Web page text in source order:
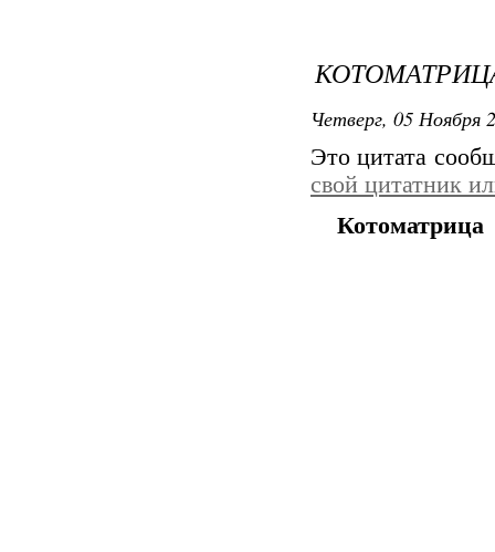
Четверг, 05 Ноября
Это цитата
свой цитатник
Котоматрица